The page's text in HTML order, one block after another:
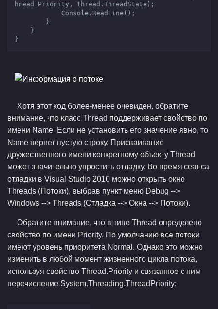
hread.Priority, thread.ThreadState);
Хотя этот код более-менее очевиден, обратите
внимание, что класс Thread поддерживает свойство по
имени Name. Если не установить его значение явно, то
Name вернет пустую строку. Присваивание
дружественного имени конкретному объекту Thread
может значительно упростить отладку. Во время сеанса
отладки в Visual Studio 2010 можно открыть окно
Threads (Потоки), выбрав пункт меню Debug -->
Windows --> Threads (Отладка --> Окна --> Потоки).
Обратите внимание, что в типе Thread определено
свойство по имени Priority. По умолчанию все потоки
имеют уровень приоритета Normal. Однако это можно
изменить в любой момент жизненного цикла потока,
используя свойство Thread.Priority и связанное с ним
перечисление System.Threading.ThreadPriority: